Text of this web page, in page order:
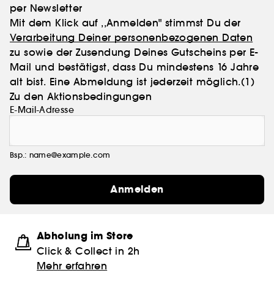
per Newsletter
Mit dem Klick auf ,,Anmelden" stimmst Du der
Verarbeitung Deiner personenbezogenen Daten
zu sowie der Zusendung Deines Gutscheins per E-
Mail und bestätigst, dass Du mindestens 16 Jahre
alt bist. Eine Abmeldung ist jederzeit möglich.(1)
Zu den Aktionsbedingungen
E-Mail-Adresse
Bsp.: name@example.com
Anmelden
Abholung im Store
Click & Collect in 2h
Mehr erfahren